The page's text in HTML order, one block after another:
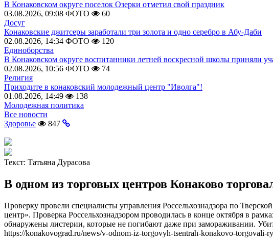
В Конаковском округе поселок Озерки отметил свой праздник
03.08.2026, 09:08 ФОТО
60
Досуг
Конаковские джитсеры заработали три золота и одно серебро в Абу-Даби
02.08.2026, 14:34 ФОТО
120
Единоборства
В Конаковском округе воспитанники летней воскресной школы приняли
02.08.2026, 10:56 ФОТО
74
Религия
Приходите в конаковский молодежный центр "Иволга"!
01.08.2026, 14:49
138
Молодежная политика
Все новости
Здоровье
847
Текст: Татьяна Дурасова
В одном из торговых центров Конаково
Проверку провели специалисты управления Россельхознадзора по
центр». Проверка Россельхознадзором проводилась в конце октября в
обнаружены листерии, которые не погибают даже при замораживании.
https://konakovograd.ru/news/v-odnom-iz-torgovyh-tsentrah-konakovo-torgovali-